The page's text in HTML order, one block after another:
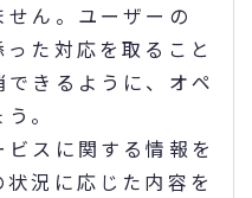
ん。ユーザーの
った対応を取ること
きるように、オペ
。
スに関する情報を
況に応じた内容を